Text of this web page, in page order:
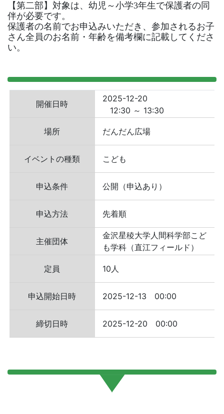
【第二部】対象は、幼児～小学3年生で保護者の同
伴が必要です。
保護者の名前でお申込みいただき、参加されるお子
さん全員のお名前・年齢を備考欄に記載してくださ
い。
開催日時
2025-12-20
12:30 ～ 13:30
場所 だんだん広場
イベントの種類 こども
申込条件 公開（申込あり）
申込方法 先着順
主催団体
金沢星稜大学人間科学部こど
も学科（直江フィールド）
定員 10人
申込開始日時 2025-12-13 00:00
締切日時 2025-12-20 00:00